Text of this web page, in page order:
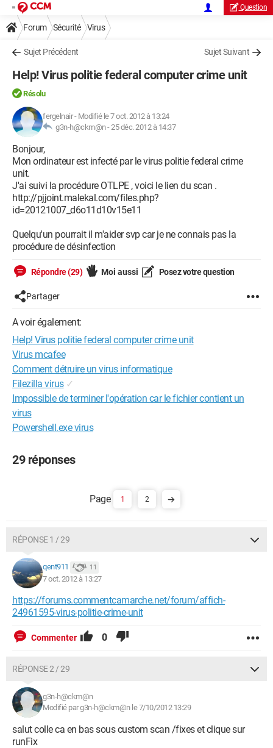
Question
Forum Sécurité Virus
Sujet Précédent Sujet Suivant
Help! Virus politie federal computer crime unit
Résolu
fergelnair- Modifié le 7 oct. 2012 à 13:24
g3n-h@ckm@n -25 déc. 2012 à 14:37
Bonjour,
Mon ordinateur est infecté par le virus politie federal crime
unit.
J'ai suivi la procédure OTLPE , voici le lien du scan .
http://pjjoint.malekal.com/files.php?
id=20121007_d6o11d10v15e11
Quelqu'un pourrait il m'aider svp car je ne connais pas la
procédure de désinfection
Répondre (29) Moi aussi Posez votre question
Partager
A voir également:
Help! Virus politie federal computer crime unit
Virus mcafee
Comment détruire un virus informatique
Filezilla virus ✓
Impossible de terminer l'opération car le fichier contient un
virus
Powershell.exe virus
29 réponses
1 2
RÉPONSE 1 / 29
qent911 11
7 oct. 2012 à 13:27
https://forums.commentcamarche.net/forum/affich-
24961595-virus-politie-crime-unit
Commenter 0
RÉPONSE 2 / 29
g3n-h@ckm@n
Modifié par g3n-h@ckm@n le 7/10/2012 13:29
salut colle ca en bas sous custom scan /fixes et clique sur
runFix